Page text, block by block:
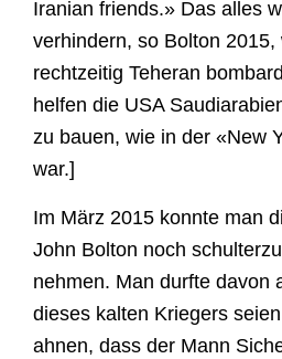
Iranian friends.» Das alles
verhindern, so Bolton 2015,
rechtzeitig Teheran
helfen die USA
zu bauen, wie in der «New
war.]
Im März 2015 konnte man
John Bolton noch
nehmen. Man durfte davon
dieses kalten Kriegers
ahnen, dass der Mann